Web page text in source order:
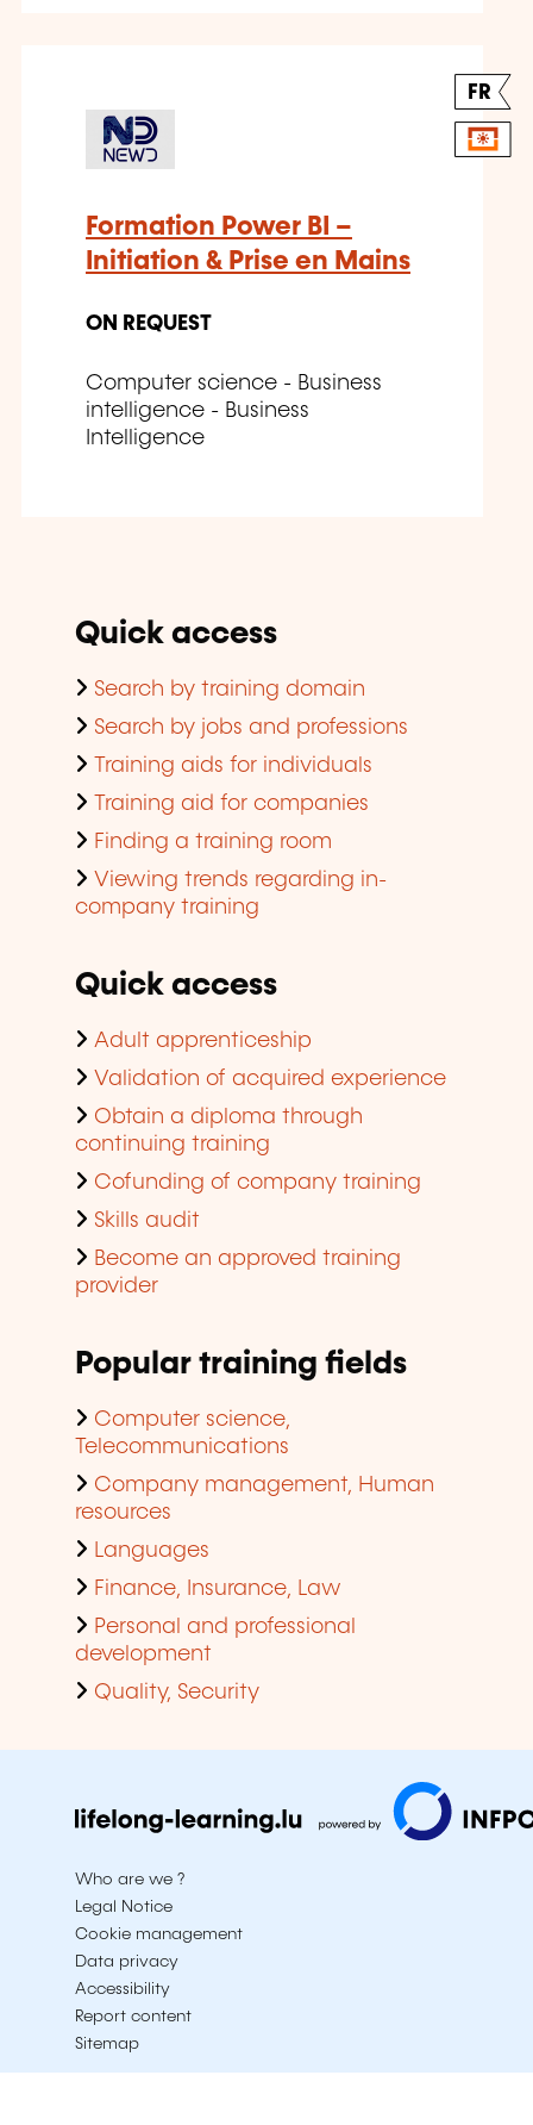
FR
Formation Power BI –
Initiation & Prise en Mains
ON REQUEST
Computer science - Business
intelligence - Business
Intelligence
Quick access
Search by training domain
Search by jobs and professions
Training aids for individuals
Training aid for companies
Finding a training room
Viewing trends regarding in-
company training
Quick access
Adult apprenticeship
Validation of acquired experience
Obtain a diploma through
continuing training
Cofunding of company training
Skills audit
Become an approved training
provider
Popular training fields
Computer science,
Telecommunications
Company management, Human
resources
Languages
Finance, Insurance, Law
Personal and professional
development
Quality, Security
Who are we ?
Legal Notice
Cookie management
Data privacy
Accessibility
Report content
Sitemap